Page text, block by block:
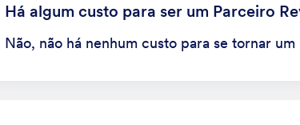
Há algum custo para ser um Parceiro
Não, não há nenhum custo para se tornar